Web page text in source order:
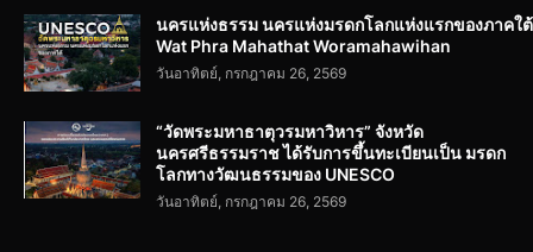
นครแห่งธรรม นครแห่งมรดกโลกแห่งแรกของภาคใต้
Wat Phra Mahathat Woramahawihan
วันอาทิตย์, กรกฎาคม 26, 2569
“วัดพระมหาธาตุวรมหาวิหาร” จังหวัด
นครศรีธรรมราช ได้รับการขึ้นทะเบียนเป็น มรดก
โลกทางวัฒนธรรมของ UNESCO
วันอาทิตย์, กรกฎาคม 26, 2569